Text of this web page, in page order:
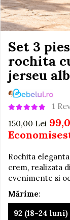
Jucarii de baie
Seturi de
Caluti balansoar
Interactive,
muzicale
Figurine
Ateliere si unelte
Covorase de
De plus
Electrocasnice
Fotolii gonflabile
Jocuri de
Ingrijire
Perioada Alaptarii
Perioada Sarcinii
Pompe de san
Sisteme De
Set 3
rochita
jerseu
1
150,00 Lei
Rochita
crem, realizata
evenimente si
Mărime:
92 (18-24 luni)